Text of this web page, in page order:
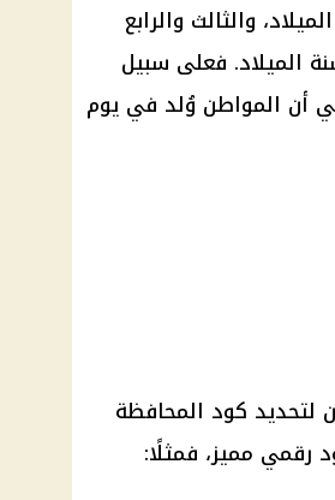
والثالث والرابع
الميلاد. فعلى سبيل
هي 050783، فإن ذلك يعني أن المواطن وُلد في يوم
لتحديد كود المحافظة
مميز، فمثلًا: